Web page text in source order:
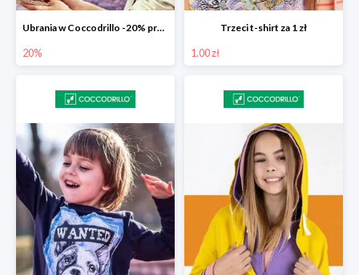
Ubrania w Coccodrillo -20% przy koszyku 200 zł
20%
Trzeci t-shirt za 1 zł
1.00 zł